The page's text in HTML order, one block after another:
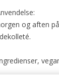
og aften
dekolleté.